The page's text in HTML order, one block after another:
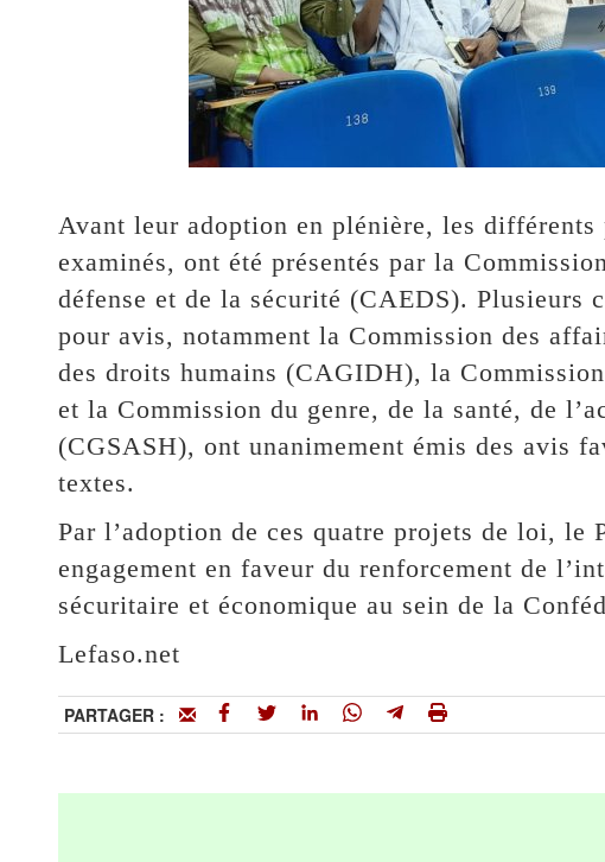
Avant leur adoption en plénière, les
examinés, ont été présentés par la
défense et de la sécurité (CAEDS). Plusieurs
pour avis, notamment la Commission des
des droits humains (CAGIDH), la
et la Commission du genre, de la santé, de
(CGSASH), ont unanimement émis des avis
textes.
Par l’adoption de ces quatre projets de loi, le
engagement en faveur du renforcement de
sécuritaire et économique au sein de la
Lefaso.net
PARTAGER :